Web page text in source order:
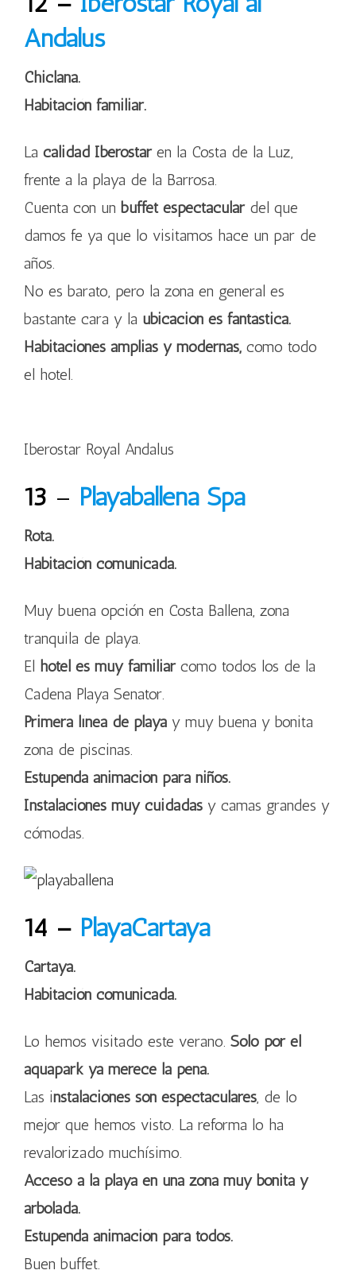
Andalus
Chiclana.
Habitación familiar.
La calidad Iberostar en la Costa de la Luz,
frente a la playa de la Barrosa.
Cuenta con un buffet espectaculardel que
damos fe ya que lo visitamos hace un par de
años.
No es barato, pero la zona en general es
bastante cara y la ubicación es fantástica.
Habitaciones amplias y modernas, como todo
el hotel.
Iberostar Royal Andalus
13 – Playaballena Spa
Rota.
Habitación comunicada.
Muy buena opción en Costa Ballena, zona
tranquila de playa.
El hotel es muy familiarcomo todos los de la
Cadena Playa Senator.
Primera línea de playa y muy buena y bonita
zona de piscinas.
Estupenda animación para niños.
Instalaciones muy cuidadas y camas grandes y
cómodas.
14 – PlayaCartaya
Cartaya.
Habitación comunicada.
Lo hemos visitado este verano. Solo por el
aquapark ya merece la pena.
Las instalaciones son espectaculares, de lo
mejor que hemos visto. La reforma lo ha
revalorizado muchísimo.
Acceso a la playa en una zona muy bonita y
arbolada.
Estupenda animación para todos.
Buen buffet.